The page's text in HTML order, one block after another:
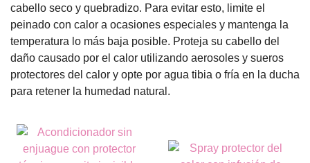
cabello seco y quebradizo. Para evitar esto, limite el
peinado con calor a ocasiones especiales y mantenga la
temperatura lo más baja posible. Proteja su cabello del
daño causado por el calor utilizando aerosoles y sueros
protectores del calor y opte por agua tibia o fría en la ducha
para retener la humedad natural.